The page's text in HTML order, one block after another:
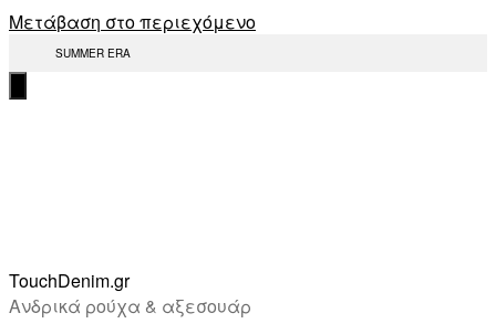
Μετάβαση στο περιεχόμενο
SUMMER ERA
TouchDenim.gr
Ανδρικά ρούχα & αξεσουάρ